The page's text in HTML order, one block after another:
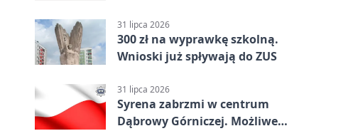
31 lipca 2026
300 zł na wyprawkę szkolną.
Wnioski już spływają do ZUS
31 lipca 2026
Syrena zabrzmi w centrum
Dąbrowy Górniczej. Możliwe